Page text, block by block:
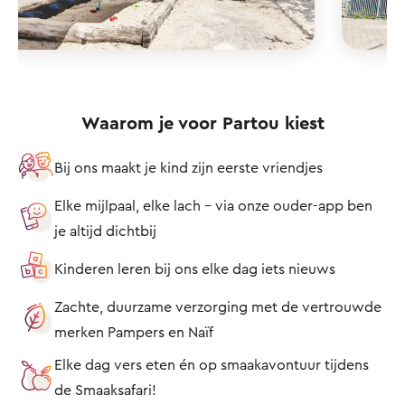
Waarom je voor Partou kiest
Bij ons maakt je kind zijn eerste vriendjes
Elke mijlpaal, elke lach – via onze ouder-app ben
je altijd dichtbij
Kinderen leren bij ons elke dag iets nieuws
Zachte, duurzame verzorging met de vertrouwde
merken Pampers en Naïf
Elke dag vers eten én op smaakavontuur tijdens
de Smaaksafari!